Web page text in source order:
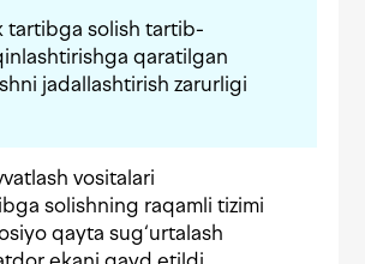
tartibga solish tartib-
qaratilgan
jadallashtirish zarurligi
vositalari
solishning raqamli tizimi
qayta sug‘urtalash